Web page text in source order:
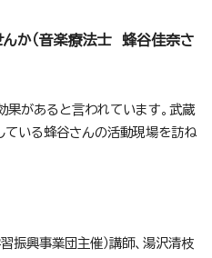
か（音楽療法士 蜂谷佳奈さ
があると言われています。武蔵
ている蜂谷さんの活動現場を訪ね
習振興事業団主催）講師、湯沢清枝